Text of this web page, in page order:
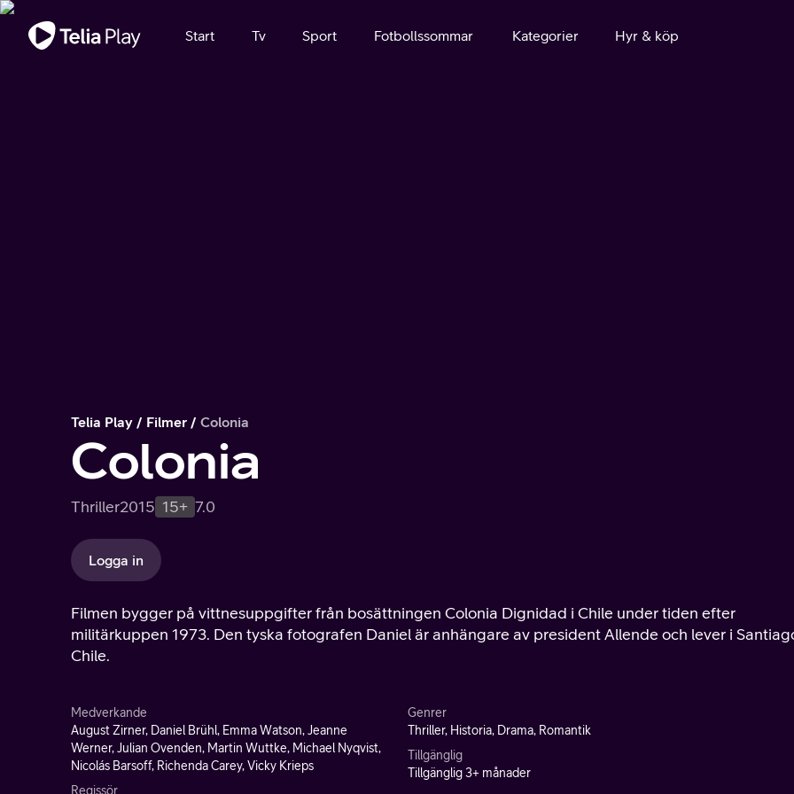
Viktigt meddelande
Start Tv Sport Fotbollssommar Kategorier Hyr & köp
Telia Play Filmer Colonia
Colonia
Thriller2015 15+ 7.0
Logga in
Filmen bygger på vittnesuppgifter från bosättningen Colonia Dignidad i Chile under tiden efter
militärkuppen 1973. Den tyska fotografen Daniel är anhängare av president Allende och lever i
Chile.
Medverkande
August Zirner, Daniel Brühl, Emma Watson, Jeanne
Werner, Julian Ovenden, Martin Wuttke, Michael Nyqvist,
Nicolás Barsoff, Richenda Carey, Vicky Krieps
Regissör
Genrer
Thriller, Historia, Drama, Romantik
Tillgänglig
Tillgänglig 3+ månader